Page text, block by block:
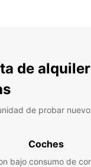
de
de probar
Coches
bajo consumo de